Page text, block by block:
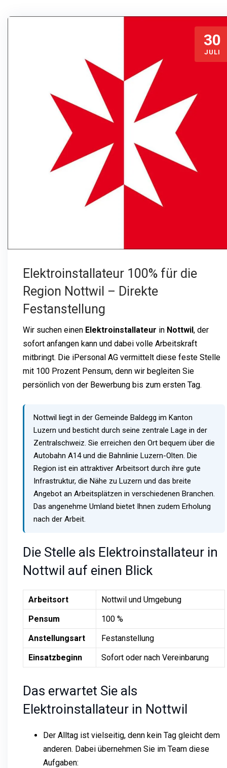
30
JULI
Elektroinstallateur 100% für die
Region Nottwil – Direkte
Festanstellung
Wir suchen einen Elektroinstallateur in Nottwil, der
sofort anfangen kann und dabei volle Arbeitskraft
mitbringt. Die iPersonal AG vermittelt diese feste Stelle
mit 100 Prozent Pensum, denn wir begleiten Sie
persönlich von der Bewerbung bis zum ersten Tag.
Nottwil liegt in der Gemeinde Baldegg im Kanton
Luzern und besticht durch seine zentrale Lage in der
Zentralschweiz. Sie erreichen den Ort bequem über die
Autobahn A14 und die Bahnlinie Luzern-Olten. Die
Region ist ein attraktiver Arbeitsort durch ihre gute
Infrastruktur, die Nähe zu Luzern und das breite
Angebot an Arbeitsplätzen in verschiedenen Branchen.
Das angenehme Umland bietet Ihnen zudem Erholung
nach der Arbeit.
Die Stelle als Elektroinstallateur in
Nottwil auf einen Blick
Arbeitsort
Nottwil und Umgebung
Pensum
100 %
Anstellungsart
Festanstellung
Einsatzbeginn
Sofort oder nach Vereinbarung
Das erwartet Sie als
Elektroinstallateur in Nottwil
Der Alltag ist vielseitig, denn kein Tag gleicht dem
anderen. Dabei übernehmen Sie im Team diese
Aufgaben: